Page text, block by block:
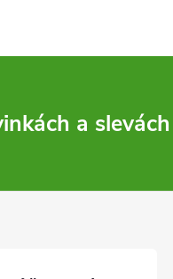
a slevách